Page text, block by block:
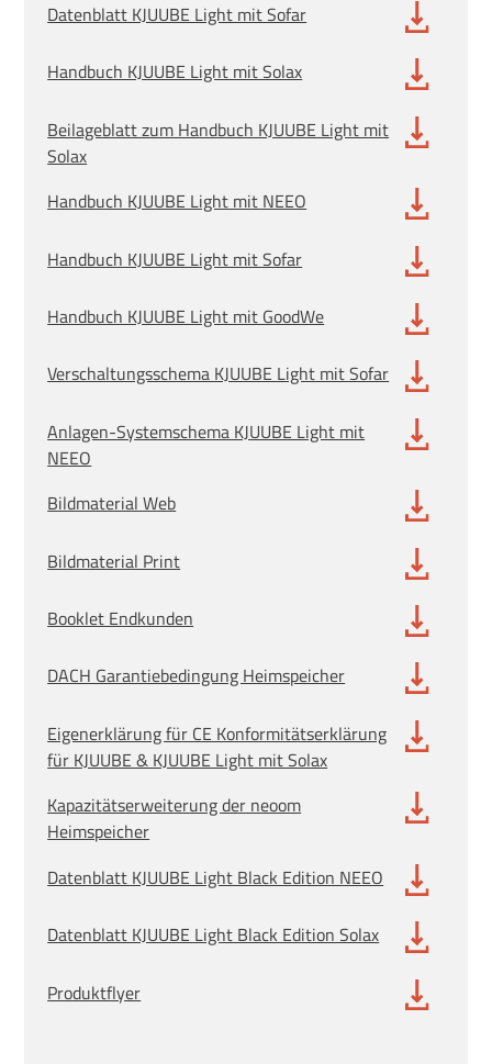
Datenblatt KJUUBE Light mit Sofar
Handbuch KJUUBE Light mit Solax
Beilageblatt zum Handbuch KJUUBE Light mit
Solax
Handbuch KJUUBE Light mit NEEO
Handbuch KJUUBE Light mit Sofar
Handbuch KJUUBE Light mit GoodWe
Verschaltungsschema KJUUBE Light mit Sofar
Anlagen-Systemschema KJUUBE Light mit
NEEO
Bildmaterial Web
Bildmaterial Print
Booklet Endkunden
DACH Garantiebedingung Heimspeicher
Eigenerklärung für CE Konformitätserklärung
für KJUUBE & KJUUBE Light mit Solax
Kapazitätserweiterung der neoom
Heimspeicher
Datenblatt KJUUBE Light Black Edition NEEO
Datenblatt KJUUBE Light Black Edition Solax
Produktflyer